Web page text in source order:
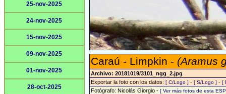
25-nov-2025
24-nov-2025
15-nov-2025
09-nov-2025
01-nov-2025
28-oct-2025
Caraú - Limpkin - (Aramus
Archivo: 20181019/3101_ngg_2.jpg
Exportar la foto con los datos: [ C/Logo ] - [ S/Logo ] - [
Fotógrafo: Nicolás Giorgio - [ Ver más fotos de esta